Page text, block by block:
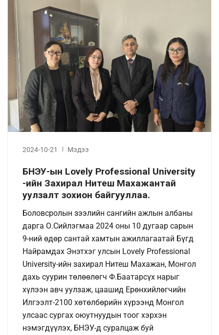
2024-10-21 Мэдээ
БНЭУ-ын Lovely Professional University
-ийн Захирал Нитеш Махажантай
уулзалт зохион байгууллаа.
Боловсролын зээлийн сангийн ажлын албаны
дарга О.Сийлэгмаа 2024 оны 10 дугаар сарын
9-ний өдөр сантай хамтын ажиллагаатай Бүгд
Найрамдах Энэтхэг улсын Lovely Professional
University-ийн захирал Нитеш Махажан, Монгол
дахь суурин төлөөлөгч Ф.Баатарсүх нарыг
хүлээн авч уулзаж, цаашид Ерөнхийлөгчийн
Илгээлт-2100 хөтөлбөрийн хүрээнд Монгол
улсаас сургах оюутнуудын тоог хэрхэн
нэмэгдүүлэх, БНЭУ-д суралцаж буй